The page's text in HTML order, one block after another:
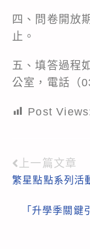
四、問卷開放
止。
五、填答過程
公室，電話（
Post
Read
more
articles
上一篇文章
繁星點點系列活
「升學季關